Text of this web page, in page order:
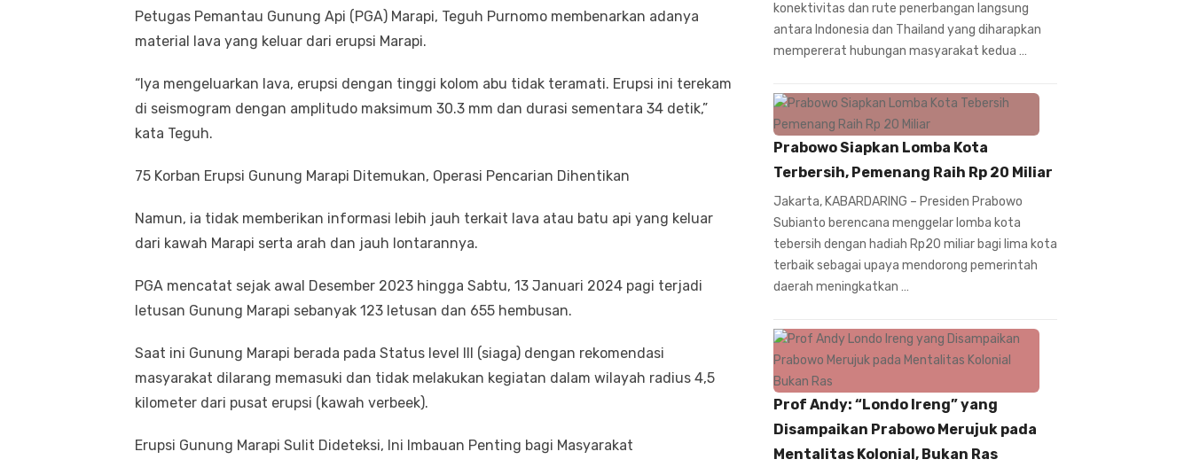
Petugas Pemantau Gunung Api (PGA) Marapi, Teguh Purnomo membenarkan adanya
material lava yang keluar dari erupsi Marapi.
“Iya mengeluarkan lava, erupsi dengan tinggi kolom abu tidak teramati. Erupsi ini terekam
di seismogram dengan amplitudo maksimum 30.3 mm dan durasi sementara 34 detik,”
kata Teguh.
75 Korban Erupsi Gunung Marapi Ditemukan, Operasi Pencarian Dihentikan
Namun, ia tidak memberikan informasi lebih jauh terkait lava atau batu api yang keluar
dari kawah Marapi serta arah dan jauh lontarannya.
PGA mencatat sejak awal Desember 2023 hingga Sabtu, 13 Januari 2024 pagi terjadi
letusan Gunung Marapi sebanyak 123 letusan dan 655 hembusan.
Saat ini Gunung Marapi berada pada Status level III (siaga) dengan rekomendasi
masyarakat dilarang memasuki dan tidak melakukan kegiatan dalam wilayah radius 4,5
kilometer dari pusat erupsi (kawah verbeek).
Erupsi Gunung Marapi Sulit Dideteksi, Ini Imbauan Penting bagi Masyarakat
konektivitas dan rute penerbangan langsung
antara Indonesia dan Thailand yang diharapkan
mempererat hubungan masyarakat kedua …
Prabowo Siapkan Lomba Kota
Terbersih, Pemenang Raih Rp 20 Miliar
Jakarta, KABARDARING – Presiden Prabowo
Subianto berencana menggelar lomba kota
tebersih dengan hadiah Rp20 miliar bagi lima kota
terbaik sebagai upaya mendorong pemerintah
daerah meningkatkan …
Prof Andy: “Londo Ireng” yang
Disampaikan Prabowo Merujuk pada
Mentalitas Kolonial, Bukan Ras